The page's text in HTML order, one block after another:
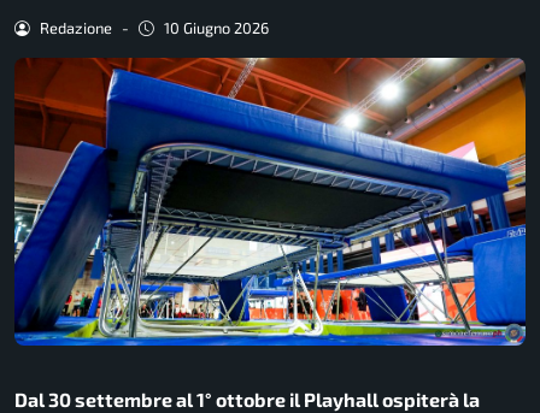
Redazione - 10 Giugno 2026
Dal 30 settembre al 1° ottobre il Playhall ospiterà la